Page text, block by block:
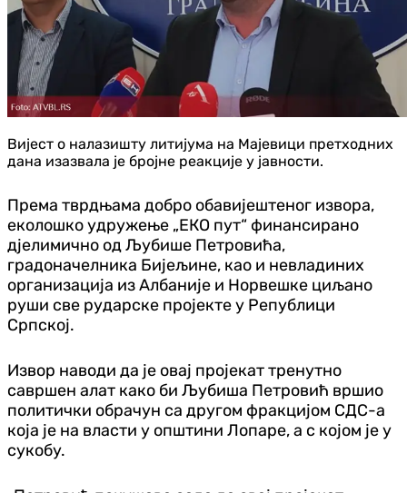
Вијест о налазишту литијума на Мајевици претходних
дана изазвала је бројне реакције у јавности.
Према тврдњама добро обавијештеног извора,
еколошко удружење „ЕКО пут“ финансирано
д‌јелимично од Љубише Петровића,
градоначелника Бијељине, као и невладиних
организација из Албаније и Норвешке циљано
руши све рударске пројекте у Републици
Српској.
Извор наводи да је овај пројекат тренутно
савршен алат како би Љубиша Петровић вршио
политички обрачун са другом фракцијом СДС-а
која је на власти у општини Лопаре, а с којом је у
сукобу.